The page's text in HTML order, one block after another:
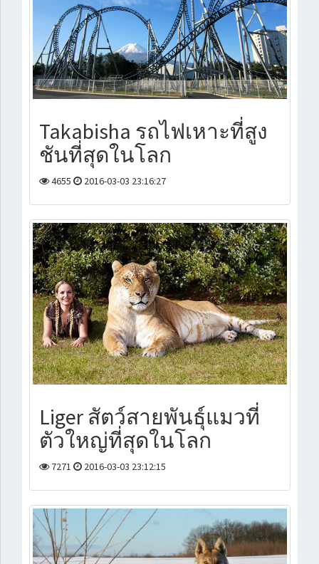
Takabisha รถไฟเหาะที่สูง
ชันที่สุดในโลก
4655 2016-03-03 23:16:27
Liger สัตว์สายพันธุ์แมวที่
ตัวใหญ่ที่สุดในโลก
7271 2016-03-03 23:12:15